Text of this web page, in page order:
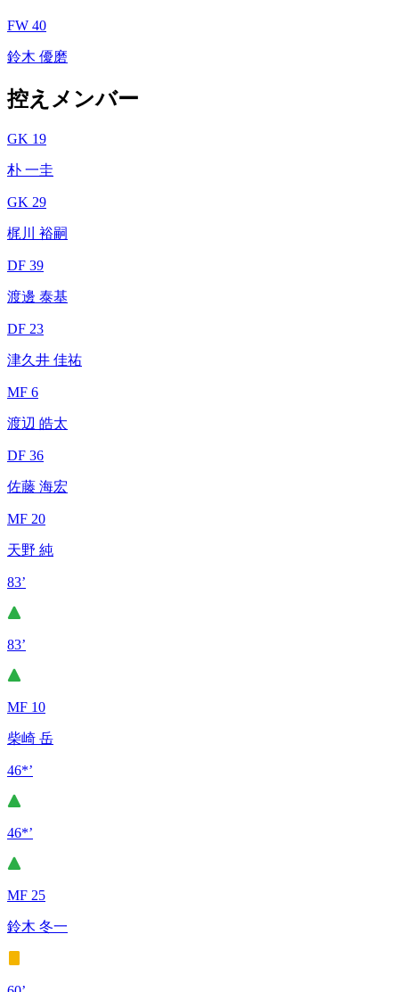
FW 40
鈴木 優磨
控えメンバー
GK 19
朴 一圭
GK 29
梶川 裕嗣
DF 39
渡邊 泰基
DF 23
津久井 佳祐
MF 6
渡辺 皓太
DF 36
佐藤 海宏
MF 20
天野 純
83’
83’
MF 10
柴崎 岳
46*’
46*’
MF 25
鈴木 冬一